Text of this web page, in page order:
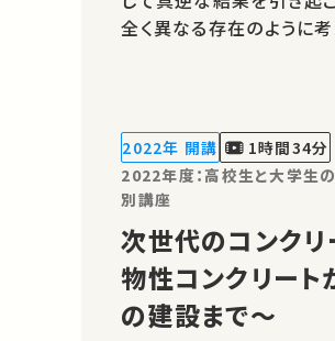
全く異なる存在のように
とや、そのことを踏まえて
性を抑えつつ共生菌を
2022年 開講
1時間34分
2022年度：高校生と大学生
別講座
次世代のコンクリ
物性コンクリート
の建設まで～